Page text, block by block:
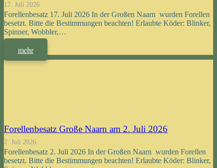
17. Juli 2026
Forellenbesatz 17. Juli 2026 In der Großen Naarn wurden Forellen
besetzt. Bitte die Bestimmungen beachten! Erlaubte Köder: Blinker,
Spinner, Wobbler,…
mehr
Forellenbesatz Große Naarn am 2. Juli 2026
2. Juli 2026
Forellenbesatz 2. Juli 2026 In der Großen Naarn wurden Forellen
besetzt. Bitte die Bestimmungen beachten! Erlaubte Köder: Blinker,